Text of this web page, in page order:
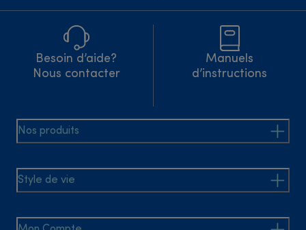
Besoin d’aide?
Nous contacter
Manuels
d’instructions
Nos produits
Style de vie